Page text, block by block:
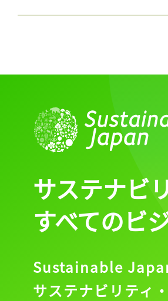
サステナビ
すべてのビ
Sustainable
サステナビリティ